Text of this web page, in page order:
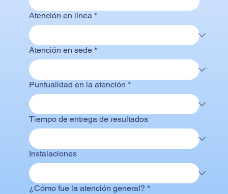
Atención en línea *
Atención en sede *
Puntualidad en la atención *
Tiempo de entrega de resultados
Instalaciones
¿Cómo fue la atención general? *